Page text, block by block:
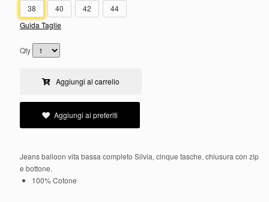
38
40 42
44
Guida Taglie
Qty
Aggiungi al carrello
Aggiungi ai preferiti
Jeans balloon vita bassa completo Silvia, cinque tasche, chiusura con zip
e bottone.
100% Cotone